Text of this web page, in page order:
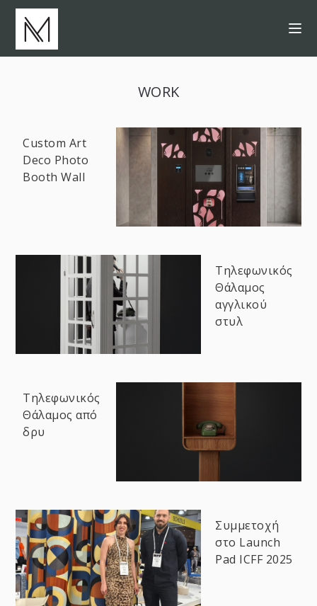
WORK
Custom Art
Deco Photo
Booth Wall
Τηλεφωνικός
Θάλαμος
αγγλικού
στυλ
Τηλεφωνικός
Θάλαμος από
δρυ
Συμμετοχή
στο Launch
Pad ICFF 2025